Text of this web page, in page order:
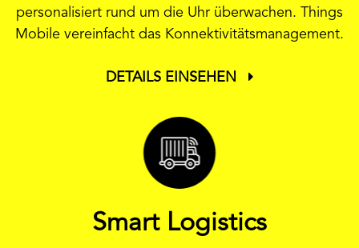
personalisiert rund um die Uhr überwachen. Things
Mobile vereinfacht das Konnektivitätsmanagement.
DETAILS EINSEHEN
Smart Logistics